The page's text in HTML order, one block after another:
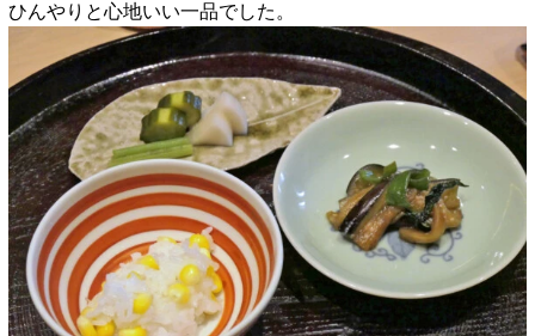
ひんやりと心地いい一品でした。